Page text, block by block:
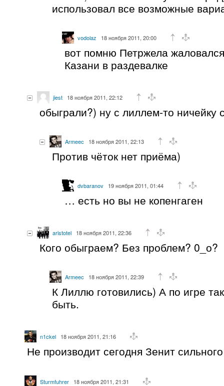
использовал все возможные
vodolaz 18 ноября 2011, 20:00
вот помню Петржела
Казани в раздевалке
jiest 18 ноября 2011, 22:12
обыграли?) ну с лиллем-то ничейку
Armeec 18 ноября 2011, 22:13
Против чёток нет приёма)
dvbaranov 19 ноября 2011, 01:44
… есть но вы не копенгаген
aristotel 18 ноября 2011, 22:36
Кого обыграем? Без проблем? 0_о?
Armeec 18 ноября 2011, 22:39
К Лиллю готовились) А по игре
быть.
n1ckel 18 ноября 2011, 21:16
Не производит сегодня Зенит
Sturmfuhrer 18 ноября 2011, 21:31